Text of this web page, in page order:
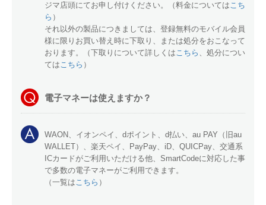
ジマ店頭にてお申し付けください。（料金についてはこち
ら ）
それ以外の製品につきましては、登録無料のモバイル会員
様に限りお買い替え時に下取り、または処分をおこなって
おります。（下取りについて詳しくはこちら 、処分につい
てはこちら ）
電子マネーは使えますか？
WAON、イオンペイ、dポイント、d払い、au PAY（旧au
WALLET）、楽天ペイ、PayPay、iD、QUICPay、交通系
ICカードがご利用いただける他、SmartCodeに対応した事
で多数の電子マネーがご利用できます。
（一覧はこちら ）